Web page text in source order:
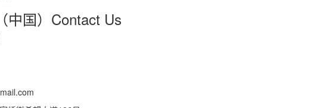
国） Contact Us